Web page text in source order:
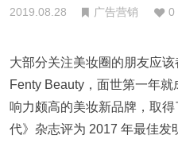
2019.08.28 广告营销 0
大部分关注美妆圈的朋友应
Fenty Beauty，面世第一年
响力颇高的美妆新品牌，取
代》杂志评为 2017 年最佳发